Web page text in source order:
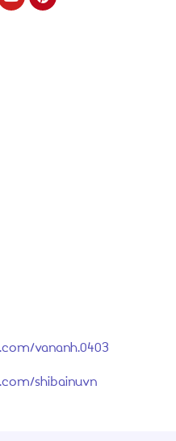
vananh.0403
shibainuvn